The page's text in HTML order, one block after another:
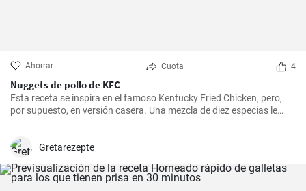
Ahorrar Cuota 4
Nuggets de pollo de KFC
Esta receta se inspira en el famoso Kentucky Fried Chicken, pero,
por supuesto, en versión casera. Una mezcla de diez especias le
añade el sabor original.
Gretarezepte